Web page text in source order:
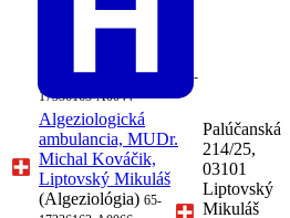
Anestéziológia a
intenzívna medicína,
Dlhodobo chorých)
65-
17336163-A0044
Algeziologická
ambulancia, MUDr.
Michal Kováčik,
Liptovský Mikuláš
(Algeziológia) 65-
Palúčanská
214/25,
03101
Liptovský
Mikuláš